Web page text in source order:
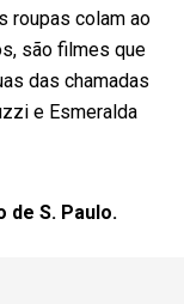
roupas colam ao
são filmes que
das chamadas
e Esmeralda
de S. Paulo.